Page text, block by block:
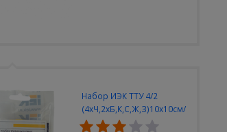
Набор ИЭК ТТУ 4/2
(4xЧ,2xБ,К,С,Ж,З)10x10см/
упак